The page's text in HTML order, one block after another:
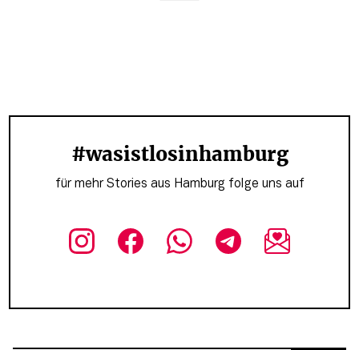
#wasistlosinhamburg
für mehr Stories aus Hamburg folge uns auf